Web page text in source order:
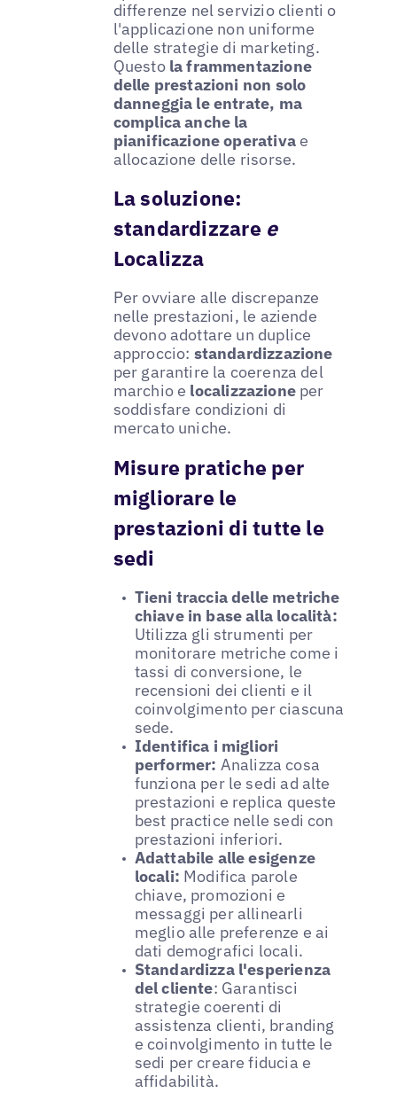
differenze nel servizio clienti o
l'applicazione non uniforme
delle strategie di marketing.
Questo la frammentazione
delle prestazioni non solo
danneggia le entrate, ma
complica anche la
pianificazione operativa e
allocazione delle risorse.
La soluzione:
standardizzare e
Localizza
Per ovviare alle discrepanze
nelle prestazioni, le aziende
devono adottare un duplice
approccio: standardizzazione
per garantire la coerenza del
marchio e localizzazioneper
soddisfare condizioni di
mercato uniche.
Misure pratiche per
migliorare le
prestazioni di tutte le
sedi
Tieni traccia delle metriche
chiave in base alla località:
Utilizza gli strumenti per
monitorare metriche come i
tassi di conversione, le
recensioni dei clienti e il
coinvolgimento per ciascuna
sede.
Identifica i migliori
performer: Analizza cosa
funziona per le sedi ad alte
prestazioni e replica queste
best practice nelle sedi con
prestazioni inferiori.
Adattabile alle esigenze
locali: Modifica parole
chiave, promozioni e
messaggi per allinearli
meglio alle preferenze e ai
dati demografici locali.
Standardizza l'esperienza
del cliente: Garantisci
strategie coerenti di
assistenza clienti, branding
e coinvolgimento in tutte le
sedi per creare fiducia e
affidabilità.